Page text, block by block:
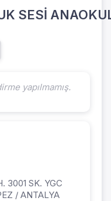
SESİ
yapılmamış.
3001 SK. YGC
/ ANTALYA